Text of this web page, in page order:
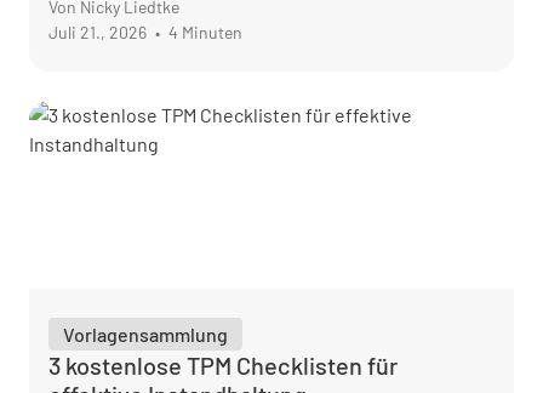
Von Nicky Liedtke
Juli 21., 2026 • 4 Minuten
Vorlagensammlung
3 kostenlose TPM Checklisten für